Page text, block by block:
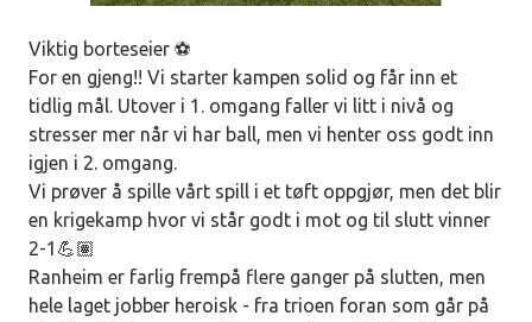
Viktig borteseier ⚽️
For en gjeng!! Vi starter kampen solid og får inn et
tidlig mål. Utover i 1. omgang faller vi litt i nivå og
stresser mer når vi har ball, men vi henter oss godt inn
igjen i 2. omgang.
Vi prøver å spille vårt spill i et tøft oppgjør, men det blir
en krigekamp hvor vi står godt i mot og til slutt vinner
2-1💪🏽
Ranheim er farlig frempå flere ganger på slutten, men
hele laget jobber heroisk - fra trioen foran som går på